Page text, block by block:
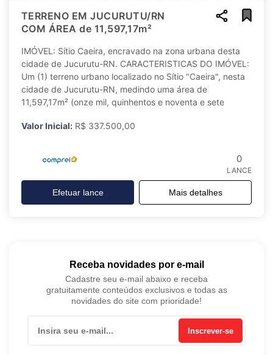
TERRENO EM JUCURUTU/RN
COM ÁREA de 11,597,17m²
IMÓVEL: Sítio Caeira, encravado na zona urbana desta
cidade de Jucurutu-RN. CARACTERISTICAS DO IMÓVEL:
Um (1) terreno urbano localizado no Sítio "Caeira", nesta
cidade de Jucurutu-RN, medindo uma área de
11,597,17m² (onze mil, quinhentos e noventa e sete
Valor Inicial: R$ 337.500,00
0
LANCE
Efetuar lance Mais detalhes
Receba novidades por e-mail
Cadastre seu e-mail abaixo e receba
gratuitamente conteúdos exclusivos e todas as
novidades do site com prioridade!
Inscrever-se